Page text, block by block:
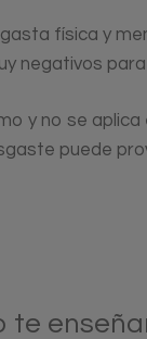
física y
negativos
y no se
puede
te